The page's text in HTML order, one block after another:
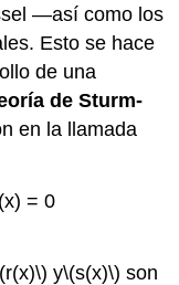
—así como los
Esto se hace
de una
de Sturm-
en la llamada
= 0
y\(s(x)\) son